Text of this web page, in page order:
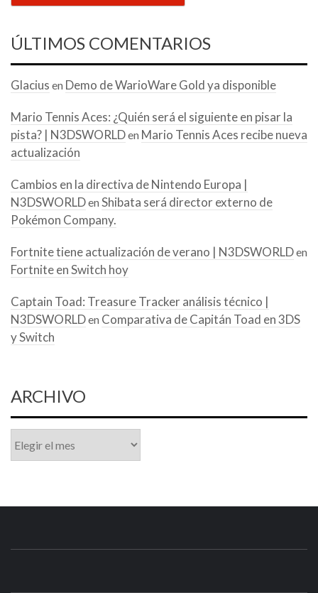
ÚLTIMOS COMENTARIOS
Glacius en Demo de WarioWare Gold ya disponible
Mario Tennis Aces: ¿Quién será el siguiente en pisar la
pista? | N3DSWORLDen Mario Tennis Aces recibe nueva
actualización
Cambios en la directiva de Nintendo Europa |
N3DSWORLDen Shibata será director externo de
Pokémon Company.
Fortnite tiene actualización de verano | N3DSWORLDen
Fortnite en Switch hoy
Captain Toad: Treasure Tracker análisis técnico |
N3DSWORLDen Comparativa de Capitán Toad en 3DS
y Switch
ARCHIVO